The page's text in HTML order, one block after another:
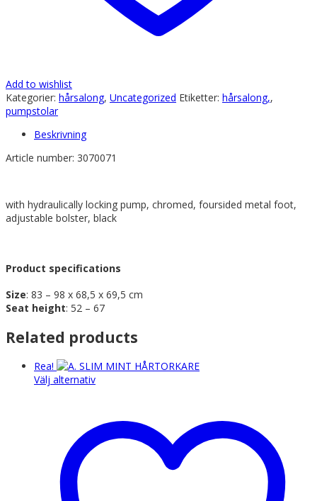
Add to wishlist
Kategorier: hårsalong, Uncategorized Etiketter: hårsalong,,
pumpstolar
Beskrivning
Article number: 3070071
with hydraulically locking pump, chromed, foursided metal foot,
adjustable bolster, black
Product specifications
Size: 83 – 98 x 68,5 x 69,5 cm
Seat height: 52 – 67
Related products
Rea!
Välj alternativDen
har
varianter.